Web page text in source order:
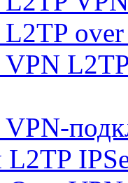
L2TP
VPN-
L2TP